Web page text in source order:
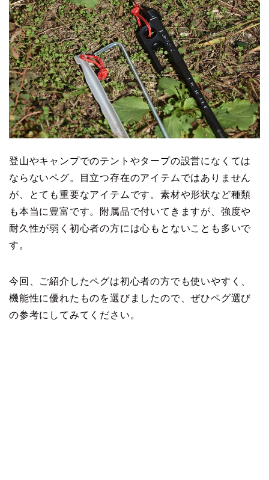
登山やキャンプでのテントやタープの設営になくては
ならないペグ。目立つ存在のアイテムではありません
が、とても重要なアイテムです。素材や形状など種類
も本当に豊富です。附属品で付いてきますが、強度や
耐久性が弱く初心者の方には心もとないことも多いで
す。
今回、ご紹介したペグは初心者の方でも使いやすく、
機能性に優れたものを選びましたので、ぜひペグ選び
の参考にしてみてください。